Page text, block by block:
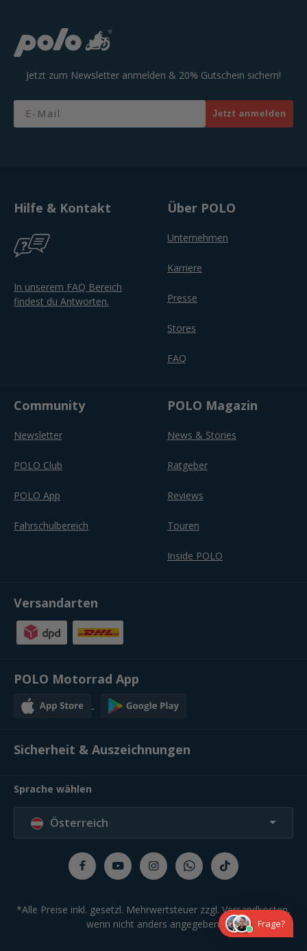
Jetzt zum Newsletter anmelden & 20% Gutschein sichern!
Email
Jetzt anmelden
Hilfe & Kontakt
In unserem FAQ Bereich
findest du Antworten.
Über POLO
Unternehmen
Karriere
Presse
Stores
FAQ
Community
Newsletter
POLO Club
POLO App
Fahrschulbereich
POLO Magazin
News & Stories
Ratgeber
Reviews
Touren
Inside POLO
Versandarten
POLO Motorrad App
Sicherheit & Auszeichnungen
Sprache wählen
Österreich
*Alle Preise inkl. gesetzl. Mehrwertsteuer zzgl. Versandkosten,
wenn nicht anders angegeben.
Frage?